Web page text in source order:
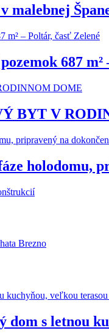
malebnej
687
BYT V
holodomu,
s letnou